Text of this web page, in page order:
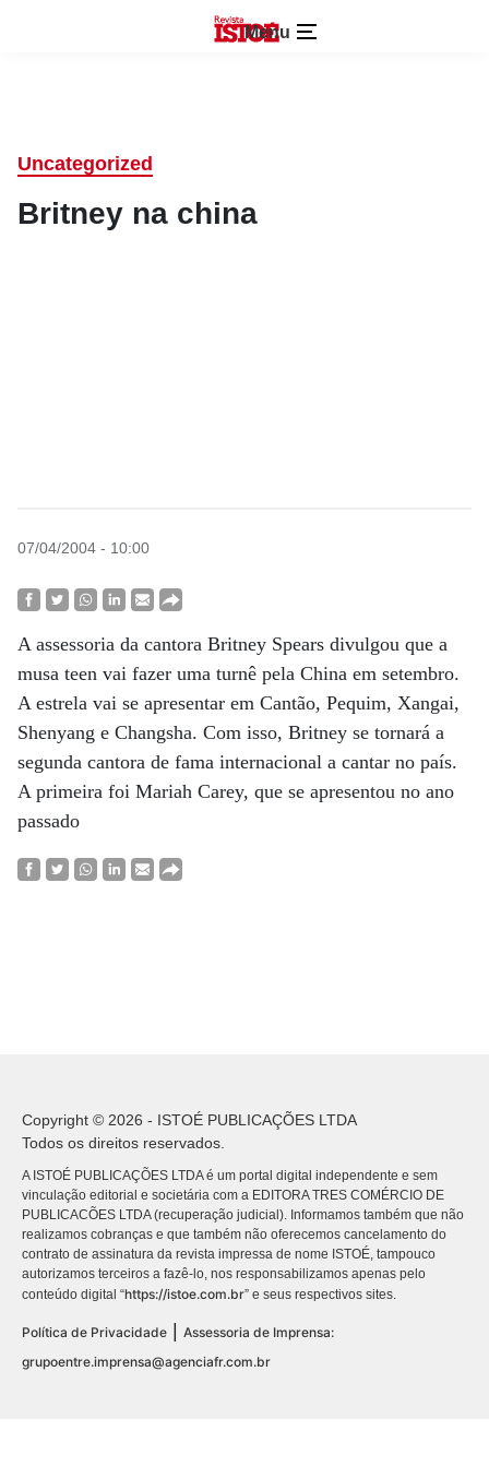
Menu
Uncategorized
Britney na china
07/04/2004 - 10:00
A assessoria da cantora Britney Spears divulgou que a
musa teen vai fazer uma turnê pela China em setembro.
A estrela vai se apresentar em Cantão, Pequim, Xangai,
Shenyang e Changsha. Com isso, Britney se tornará a
segunda cantora de fama internacional a cantar no país.
A primeira foi Mariah Carey, que se apresentou no ano
passado
Copyright © 2026 - ISTOÉ PUBLICAÇÕES LTDA
Todos os direitos reservados.
A ISTOÉ PUBLICAÇÕES LTDA é um portal digital independente e sem
vinculação editorial e societária com a EDITORA TRES COMÉRCIO DE
PUBLICACÕES LTDA (recuperação judicial). Informamos também que não
realizamos cobranças e que também não oferecemos cancelamento do
contrato de assinatura da revista impressa de nome ISTOÉ, tampouco
autorizamos terceiros a fazê-lo, nos responsabilizamos apenas pelo
conteúdo digital “https://istoe.com.br” e seus respectivos sites.
Política de Privacidade
Assessoria de Imprensa:
grupoentre.imprensa@agenciafr.com.br